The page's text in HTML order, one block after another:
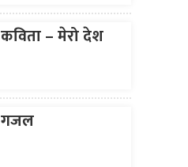
कविता – मेरो देश
गजल